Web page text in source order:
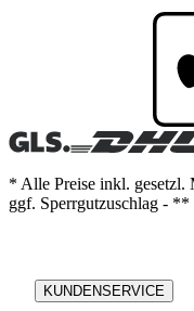
* Alle Preise inkl. gesetzl.
ggf. Sperrgutzuschlag - **
KUNDENSERVICE